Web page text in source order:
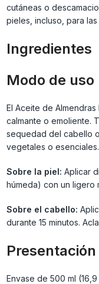
cutáneas o
pieles, incluso, para
Ingredientes
Modo de uso
El Aceite de
calmante o emoliente.
sequedad del cabello
vegetales o esenciales.
Sobre la piel: Aplicar
húmeda) con un ligero
Sobre el cabello:
durante 15 minutos.
Presentación
Envase de 500 ml